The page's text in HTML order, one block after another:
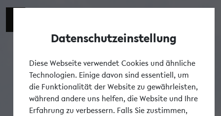
Datenschutzeinstellung
Diese Webseite verwendet Cookies und ähnliche
Technologien. Einige davon sind essentiell, um
die Funktionalität der Website zu gewährleisten,
während andere uns helfen, die Website und Ihre
Erfahrung zu verbessern. Falls Sie zustimmen,